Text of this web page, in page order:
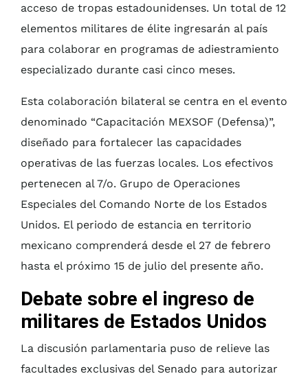
acceso de tropas estadounidenses. Un total de 12
elementos militares de élite ingresarán al país
para colaborar en programas de adiestramiento
especializado durante casi cinco meses.
Esta colaboración bilateral se centra en el evento
denominado “Capacitación MEXSOF (Defensa)”,
diseñado para fortalecer las capacidades
operativas de las fuerzas locales. Los efectivos
pertenecen al 7/o. Grupo de Operaciones
Especiales del Comando Norte de los Estados
Unidos. El periodo de estancia en territorio
mexicano comprenderá desde el 27 de febrero
hasta el próximo 15 de julio del presente año.
Debate sobre el ingreso de
militares de Estados Unidos
La discusión parlamentaria puso de relieve las
facultades exclusivas del Senado para autorizar